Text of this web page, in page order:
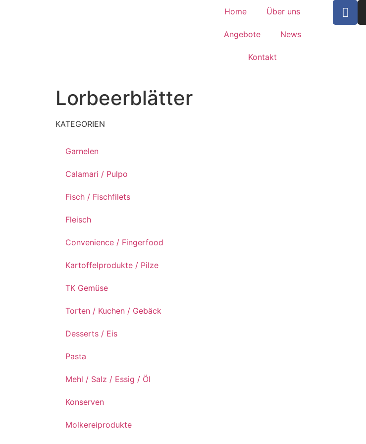
Home Über uns
Angebote News
Kontakt
Lorbeerblätter
KATEGORIEN
Garnelen
Calamari / Pulpo
Fisch / Fischfilets
Fleisch
Convenience / Fingerfood
Kartoffelprodukte / Pilze
TK Gemüse
Torten / Kuchen / Gebäck
Desserts / Eis
Pasta
Mehl / Salz / Essig / Öl
Konserven
Molkereiprodukte